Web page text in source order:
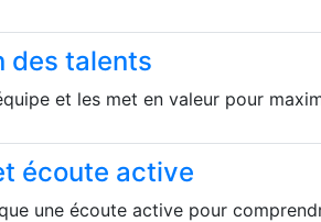
des talents
et les met en valeur pour
écoute active
une écoute active pour